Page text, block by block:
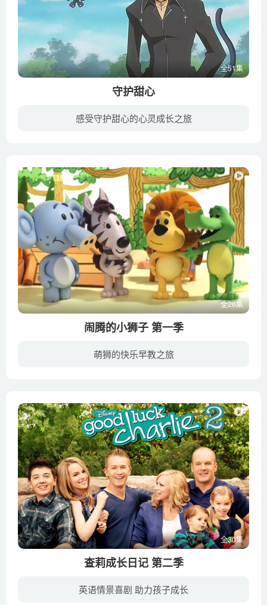
全51集
守护甜心
感受守护甜心的心灵成长之旅
全26集
闹腾的小狮子 第一季
萌狮的快乐早教之旅
全30集
查莉成长日记 第二季
英语情景喜剧 助力孩子成长